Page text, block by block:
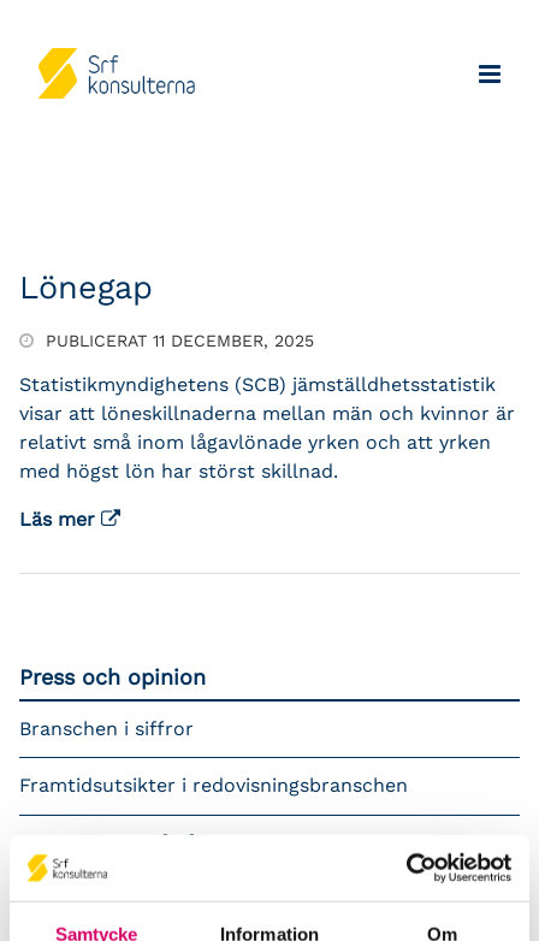
Samtycke Information Om
Lönegap
PUBLICERAT 11 DECEMBER, 2025
Statistikmyndighetens (SCB) jämställdhetsstatistik
visar att löneskillnaderna mellan män och kvinnor är
relativt små inom lågavlönade yrken och att yrken
med högst lön har störst skillnad.
Läs mer
Press och opinion
Branschen i siffror
Framtidsutsikter i redovisningsbranschen
Prenumerera på våra nyhetsbrev
Pressrum